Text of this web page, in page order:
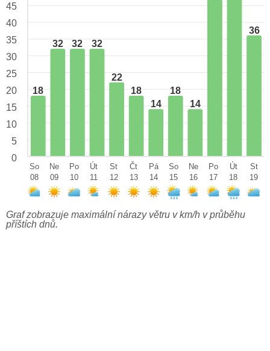
18
32 32 32
22
18
14
18
14
36
45
40
35
30
25
20
15
10
5
0
So
08
Ne
09
Po
10
Út
11
St
12
Čt
13
Pá
14
So
15
Ne
16
Po
17
Út
18
St
19
Graf zobrazuje maximální nárazy větru v km/h v průběhu
příštích dnů.